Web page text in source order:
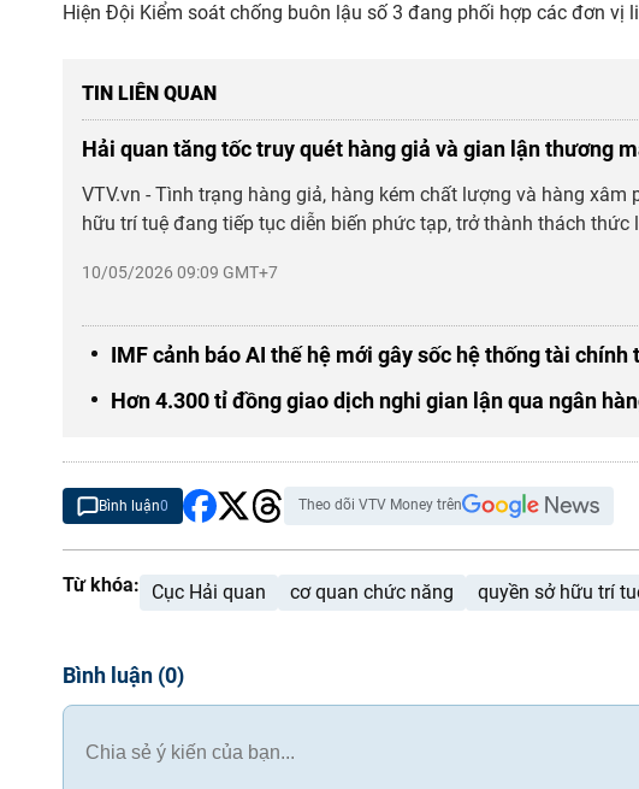
Hiện Đội Kiểm soát chống buôn lậu số 3 đang phối hợp các đơn vị
TIN LIÊN QUAN
Hải quan tăng tốc truy quét hàng giả và gian lận thương
10/05/2026 09:09 GMT+7
VTV.vn - Tình trạng hàng giả, hàng kém chất lượng và hàng xâm
hữu trí tuệ đang tiếp tục diễn biến phức tạp, trở thành thách thức
IMF cảnh báo AI thế hệ mới gây sốc hệ thống tài chính
Hơn 4.300 tỉ đồng giao dịch nghi gian lận qua ngân
Bình luận0 Theo dõi VTV Money trên
Từ khóa: Cục Hải quan cơ quan chức năng quyền sở hữu trí
Bình luận (0)